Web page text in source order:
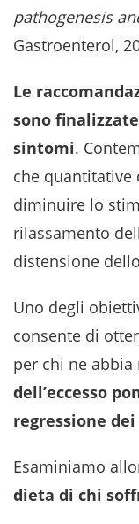
pathogenesis
Gastroenterol,
Le
sono
sintomi.
che quantitative
diminuire lo
rilassamento
distensione
Uno degli
consente di
per chi ne abbia
dell’eccesso
regressione
Esaminiamo
dieta di chi